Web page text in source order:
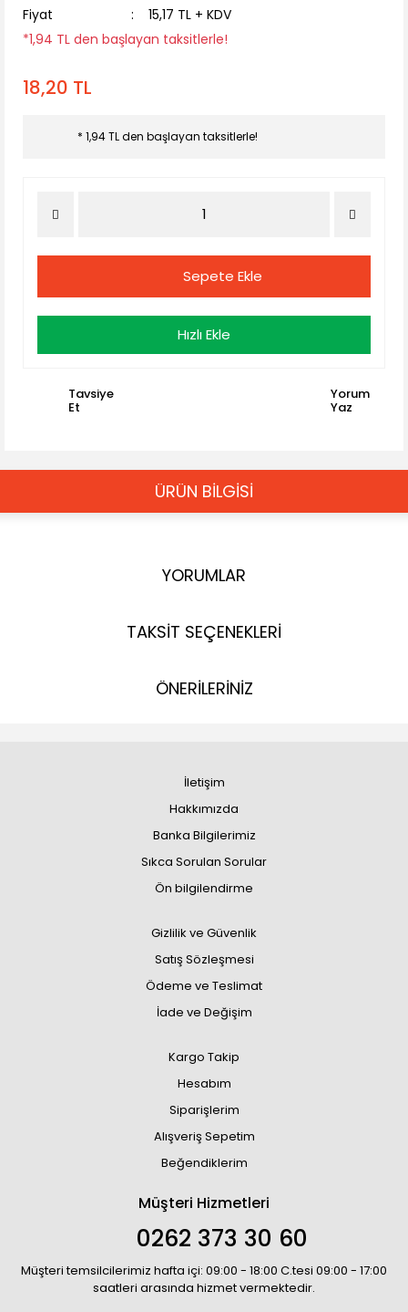
Fiyat
15,17 TL + KDV
*1,94 TL den başlayan taksitlerle!
18,20 TL
* 1,94 TL den başlayan taksitlerle!
Sepete Ekle
Hızlı Ekle
Tavsiye
Et
Yorum
Yaz
ÜRÜN BİLGİSİ
YORUMLAR
TAKSİT SEÇENEKLERİ
ÖNERİLERİNİZ
İletişim
Hakkımızda
Banka Bilgilerimiz
Sıkca Sorulan Sorular
Ön bilgilendirme
Gizlilik ve Güvenlik
Satış Sözleşmesi
Ödeme ve Teslimat
İade ve Değişim
Kargo Takip
Hesabım
Siparişlerim
Alışveriş Sepetim
Beğendiklerim
Müşteri Hizmetleri
0262 373 30 60
Müşteri temsilcilerimiz hafta içi: 09:00 - 18:00 C.tesi 09:00 - 17:00
saatleri arasında hizmet vermektedir.